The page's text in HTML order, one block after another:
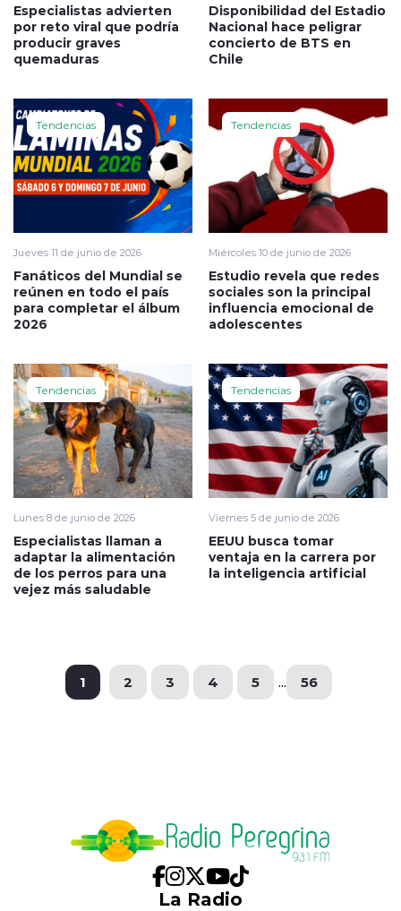
Especialistas advierten
por reto viral que podría
producir graves
quemaduras
Disponibilidad del Estadio
Nacional hace peligrar
concierto de BTS en
Chile
Tendencias
Jueves 11 de junio de 2026
Fanáticos del Mundial se
reúnen en todo el país
para completar el álbum
2026
Tendencias
Miércoles 10 de junio de 2026
Estudio revela que redes
sociales son la principal
influencia emocional de
adolescentes
Tendencias
Lunes 8 de junio de 2026
Especialistas llaman a
adaptar la alimentación
de los perros para una
vejez más saludable
Tendencias
Viernes 5 de junio de 2026
EEUU busca tomar
ventaja en la carrera por
la inteligencia artificial
1 2 3 4 5 ... 56
La Radio